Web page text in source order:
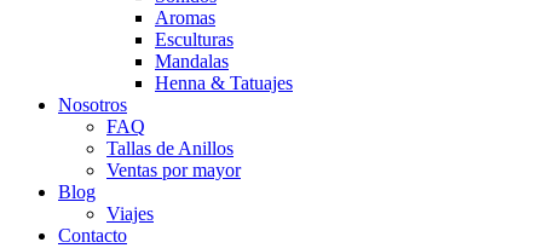
Aromas
Esculturas
Mandalas
Henna & Tatuajes
Nosotros
FAQ
Tallas de Anillos
Ventas por mayor
Blog
Viajes
Contacto